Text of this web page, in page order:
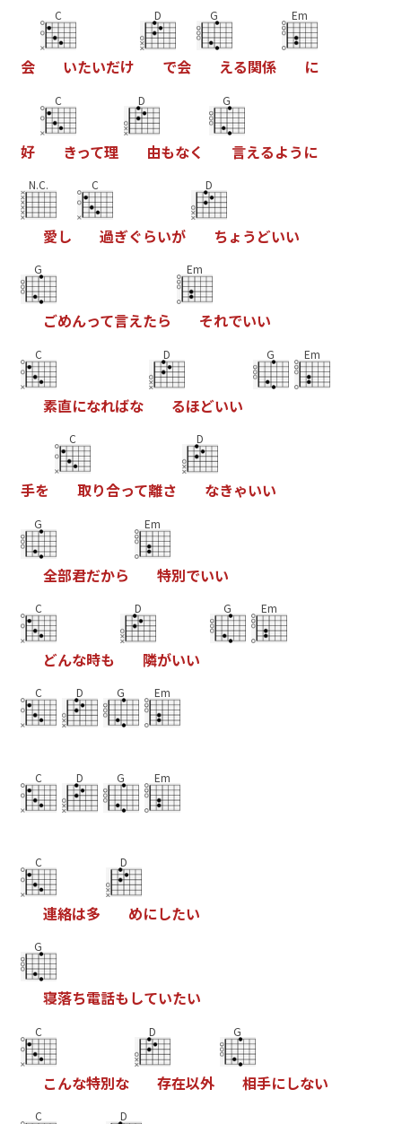
会
C
いたいだけ
D
で会
G
える関係
Em
に
好
C
きって理
D
由もなく
G
言えるよう に
N.C.
愛し
C
過ぎぐらいが
D
ちょ う どいい
G
ごめんって言えたら
Em
それでいい
C
素直になればな
D
るほどいい
G Em
手を
C
取り合って離さ
D
なきゃいい
G
全部君だから
Em
特別でいい
C
どんな時も
D
隣がいい
G Em
C D G Em
C D G Em
C
連絡は多
D
めにしたい
G
寝落ち電話もしていたい
C
こんな特別な
D
存在以外
G
相手にしない
C D